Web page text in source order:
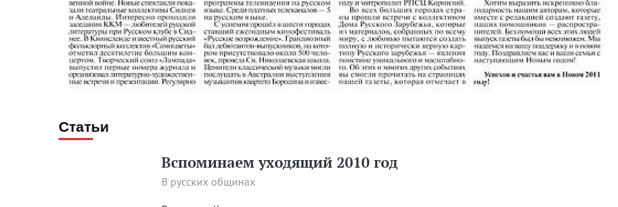
Статьи
Вспоминаем уходящий 2010 год
В русских общинах